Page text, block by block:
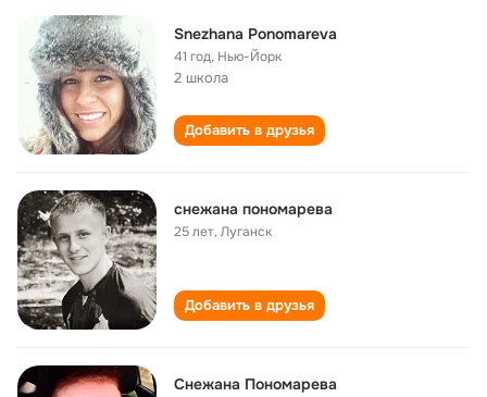
Snezhana Ponomareva
41 год, Нью-Йорк
2 школа
Добавить в друзья
снежана пономарева
25 лет,Луганск
Добавить в друзья
Снежана Пономарева